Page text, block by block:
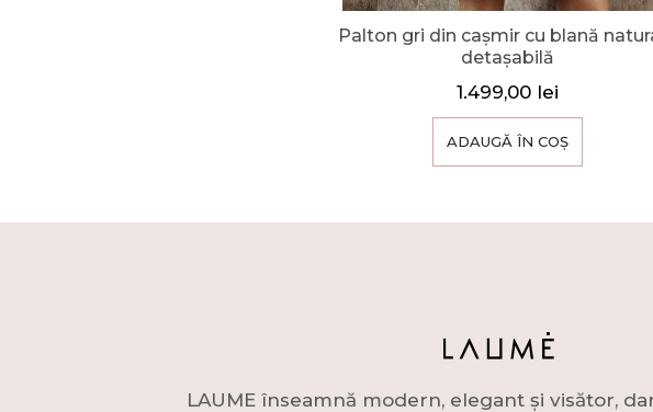
Palton gri din cașmir cu blană
detașabilă
1.499,00 lei
ADAUGĂ ÎN COȘ
LAUME înseamnă modern, elegant și visător,